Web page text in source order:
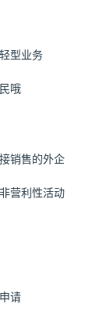
型业务
哦
销售的外企
营利性活动
请